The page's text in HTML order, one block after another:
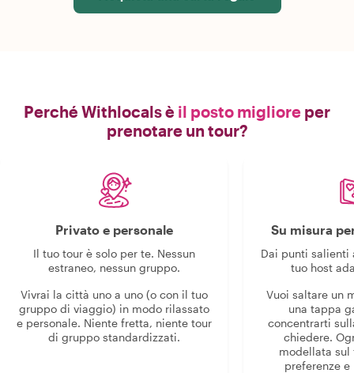
Perché Withlocals è il posto migliore per
prenotare un tour?
Privato e personale
Il tuo tour è solo per te. Nessun
estraneo, nessun gruppo.
Vivrai la città uno a uno (o con il tuo
gruppo di viaggio) in modo rilassato
e personale. Niente fretta, niente tour
di gruppo standardizzati.
Su misura
Dai punti salienti
tuo host
Vuoi saltare un
una tappa
concentrarti
chiedere.
modellata sul
preferenze